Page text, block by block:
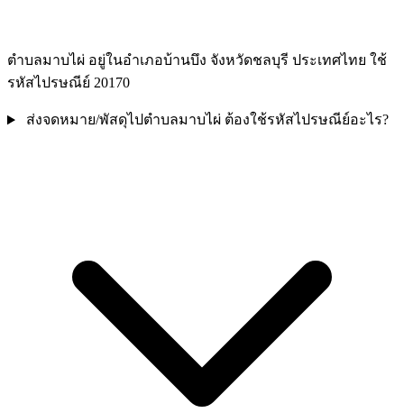
ตำบลมาบไผ่ อยู่ในอำเภอบ้านบึง จังหวัดชลบุรี ประเทศไทย ใช้
รหัสไปรษณีย์ 20170
ส่งจดหมาย/พัสดุไปตำบลมาบไผ่ ต้องใช้รหัสไปรษณีย์อะไร?